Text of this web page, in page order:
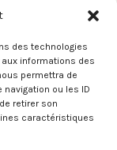
des technologies
informations des
permettra de
ou les ID
retirer son
caractéristiques
MILK –